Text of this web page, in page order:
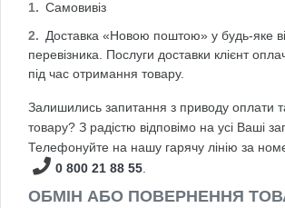
Самовивіз
Доставка «Новою поштою» у будь-яке
перевізника. Послуги доставки клієнт
під час отримання товару.
Залишились запитання з приводу оплати
товару? З радістю відповімо на усі Ваші
Телефонуйте на нашу гарячу лінію за
0 800 21 88 55
ОБМІН АБО ПОВЕРНЕННЯ